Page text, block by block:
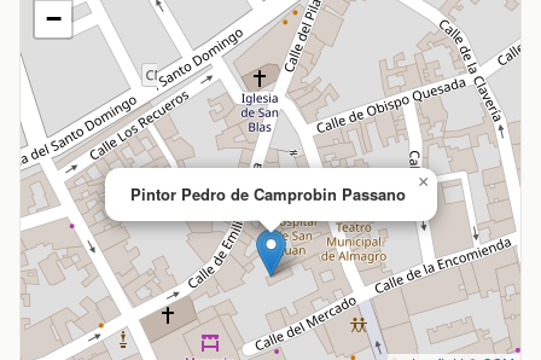
Pintor Pedro de Camprobin Passano
×
−